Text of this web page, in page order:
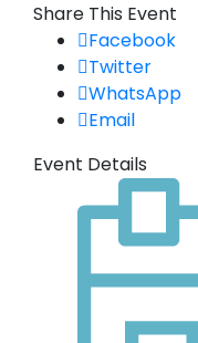
Share This Event
Facebook
Twitter
WhatsApp
Email
Event Details